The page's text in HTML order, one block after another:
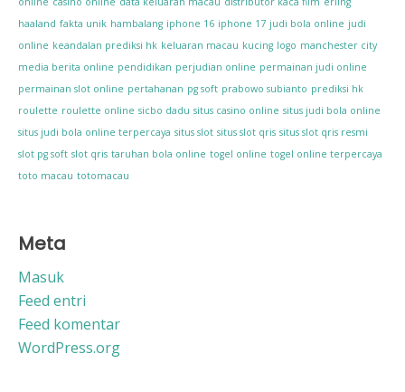
haaland fakta unik hambalang iphone 16 iphone 17 judi bola online judi
online keandalan prediksi hk keluaran macau kucing logo manchester city
media berita online pendidikan perjudian online permainan judi online
permainan slot online pertahanan pg soft prabowo subianto prediksi hk
roulette roulette online sicbo dadu situs casino online situs judi bola online
situs judi bola online terpercaya situs slot situs slot qris situs slot qris resmi
slot pg soft slot qris taruhan bola online togel online togel online terpercaya
toto macau totomacau
Meta
Masuk
Feed entri
Feed komentar
WordPress.org